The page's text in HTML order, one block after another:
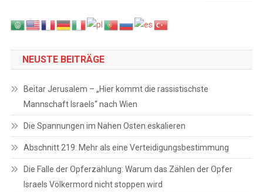
NEUSTE BEITRÄGE
Beitar Jerusalem – „Hier kommt die rassistischste
Mannschaft Israels“ nach Wien
Die Spannungen im Nahen Osten eskalieren
Abschnitt 219: Mehr als eine Verteidigungsbestimmung
Die Falle der Opferzählung: Warum das Zählen der Opfer
Israels Völkermord nicht stoppen wird